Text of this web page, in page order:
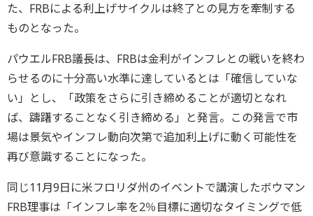
た、FRBによる利上げサイクルは終了との見方を牽制する
ものとなった。
パウエルFRB議長は、FRBは金利がインフレとの戦いを終わ
らせるのに十分高い水準に達しているとは「確信していな
い」とし、「政策をさらに引き締めることが適切となれ
ば、躊躇することなく引き締める」と発言。この発言で市
場は景気やインフレ動向次第で追加利上げに動く可能性を
再び意識することになった。
同じ11月9日に米フロリダ州のイベントで講演したボウマン
FRB理事は「インフレ率を2％目標に適切なタイミングで低